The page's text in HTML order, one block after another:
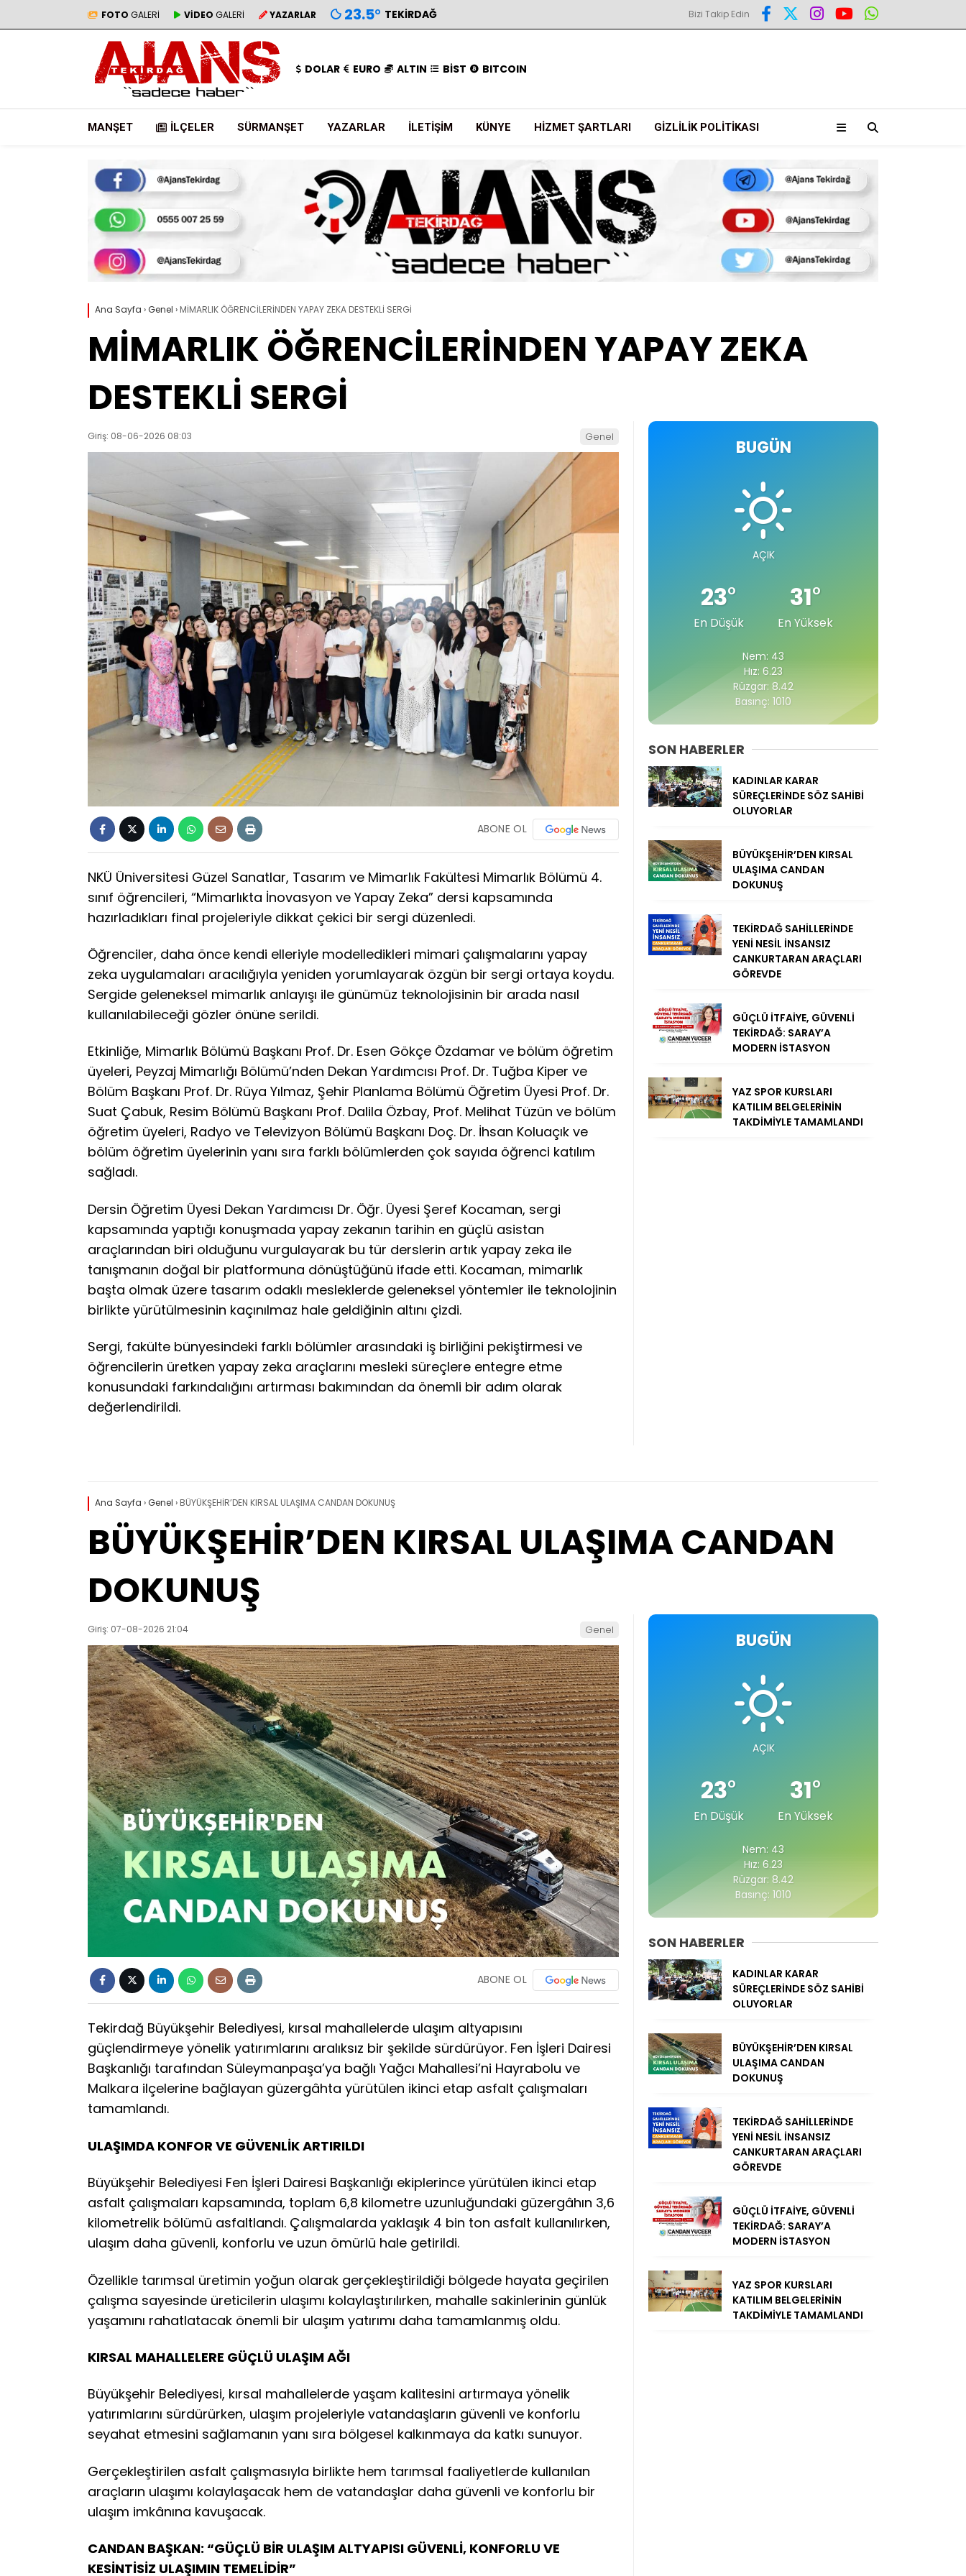
FOTO GALERİ VİDEO GALERİ YAZARLAR 23.5° TEKIRDAĞ Bizi Takip Edin
DOLAR EURO ALTIN BİST BITCOIN
MANŞET İLÇELER SÜRMANŞET YAZARLAR İLETIŞIM KÜNYE HIZMET ŞARTLARI GIZLILIK POLITIKASI
Ana Sayfa ›Genel › MİMARLIK ÖĞRENCİLERİNDEN YAPAY ZEKA DESTEKLİ SERGİ
MİMARLIK ÖĞRENCİLERİNDEN YAPAY ZEKA
DESTEKLİ SERGİ
Giriş: 08-06-2026 08:03 Genel
ABONE OL
NKÜ Üniversitesi Güzel Sanatlar, Tasarım ve Mimarlık Fakültesi Mimarlık Bölümü 4.
sınıf öğrencileri, “Mimarlıkta İnovasyon ve Yapay Zeka” dersi kapsamında
hazırladıkları final projeleriyle dikkat çekici bir sergi düzenledi.
Öğrenciler, daha önce kendi elleriyle modelledikleri mimari çalışmalarını yapay
zeka uygulamaları aracılığıyla yeniden yorumlayarak özgün bir sergi ortaya koydu.
Sergide geleneksel mimarlık anlayışı ile günümüz teknolojisinin bir arada nasıl
kullanılabileceği gözler önüne serildi.
Etkinliğe, Mimarlık Bölümü Başkanı Prof. Dr. Esen Gökçe Özdamar ve bölüm öğretim
üyeleri, Peyzaj Mimarlığı Bölümü’nden Dekan Yardımcısı Prof. Dr. Tuğba Kiper ve
Bölüm Başkanı Prof. Dr. Rüya Yılmaz, Şehir Planlama Bölümü Öğretim Üyesi Prof. Dr.
Suat Çabuk, Resim Bölümü Başkanı Prof. Dalila Özbay, Prof. Melihat Tüzün ve bölüm
öğretim üyeleri, Radyo ve Televizyon Bölümü Başkanı Doç. Dr. İhsan Koluaçık ve
bölüm öğretim üyelerinin yanı sıra farklı bölümlerden çok sayıda öğrenci katılım
sağladı.
Dersin Öğretim Üyesi Dekan Yardımcısı Dr. Öğr. Üyesi Şeref Kocaman, sergi
kapsamında yaptığı konuşmada yapay zekanın tarihin en güçlü asistan
araçlarından biri olduğunu vurgulayarak bu tür derslerin artık yapay zeka ile
tanışmanın doğal bir platformuna dönüştüğünü ifade etti. Kocaman, mimarlık
başta olmak üzere tasarım odaklı mesleklerde geleneksel yöntemler ile teknolojinin
birlikte yürütülmesinin kaçınılmaz hale geldiğinin altını çizdi.
Sergi, fakülte bünyesindeki farklı bölümler arasındaki iş birliğini pekiştirmesi ve
öğrencilerin üretken yapay zeka araçlarını mesleki süreçlere entegre etme
konusundaki farkındalığını artırması bakımından da önemli bir adım olarak
değerlendirildi.
BUGÜN
AÇIK
23°
En Düşük
31°
En Yüksek
Nem: 43
Hız: 6.23
Rüzgar: 8.42
Basınç: 1010
SON HABERLER
KADINLAR KARAR
SÜREÇLERİNDE SÖZ SAHİBİ
OLUYORLAR
BÜYÜKŞEHİR’DEN KIRSAL
ULAŞIMA CANDAN
DOKUNUŞ
TEKİRDAĞ SAHİLLERİNDE
YENİ NESİL İNSANSIZ
CANKURTARAN ARAÇLARI
GÖREVDE
GÜÇLÜ İTFAİYE, GÜVENLİ
TEKİRDAĞ: SARAY’A
MODERN İSTASYON
YAZ SPOR KURSLARI
KATILIM BELGELERİNİN
TAKDİMİYLE TAMAMLANDI
Ana Sayfa ›Genel › BÜYÜKŞEHİR’DEN KIRSAL ULAŞIMA CANDAN DOKUNUŞ
BÜYÜKŞEHİR’DEN KIRSAL ULAŞIMA CANDAN
DOKUNUŞ
Giriş: 07-08-2026 21:04 Genel
ABONE OL
Tekirdağ Büyükşehir Belediyesi, kırsal mahallelerde ulaşım altyapısını
güçlendirmeye yönelik yatırımlarını aralıksız bir şekilde sürdürüyor. Fen İşleri Dairesi
Başkanlığı tarafından Süleymanpaşa’ya bağlı Yağcı Mahallesi’ni Hayrabolu ve
Malkara ilçelerine bağlayan güzergâhta yürütülen ikinci etap asfalt çalışmaları
tamamlandı.
ULAŞIMDA KONFOR VE GÜVENLİK ARTIRILDI
Büyükşehir Belediyesi Fen İşleri Dairesi Başkanlığı ekiplerince yürütülen ikinci etap
asfalt çalışmaları kapsamında, toplam 6,8 kilometre uzunluğundaki güzergâhın 3,6
kilometrelik bölümü asfaltlandı. Çalışmalarda yaklaşık 4 bin ton asfalt kullanılırken,
ulaşım daha güvenli, konforlu ve uzun ömürlü hale getirildi.
Özellikle tarımsal üretimin yoğun olarak gerçekleştirildiği bölgede hayata geçirilen
çalışma sayesinde üreticilerin ulaşımı kolaylaştırılırken, mahalle sakinlerinin günlük
yaşamını rahatlatacak önemli bir ulaşım yatırımı daha tamamlanmış oldu.
KIRSAL MAHALLELERE GÜÇLÜ ULAŞIM AĞI
Büyükşehir Belediyesi, kırsal mahallelerde yaşam kalitesini artırmaya yönelik
yatırımlarını sürdürürken, ulaşım projeleriyle vatandaşların güvenli ve konforlu
seyahat etmesini sağlamanın yanı sıra bölgesel kalkınmaya da katkı sunuyor.
Gerçekleştirilen asfalt çalışmasıyla birlikte hem tarımsal faaliyetlerde kullanılan
araçların ulaşımı kolaylaşacak hem de vatandaşlar daha güvenli ve konforlu bir
ulaşım imkânına kavuşacak.
CANDAN BAŞKAN: “GÜÇLÜ BİR ULAŞIM ALTYAPISI GÜVENLİ, KONFORLU VE
KESİNTİSİZ ULAŞIMIN TEMELİDİR”
BUGÜN
AÇIK
23°
En Düşük
31°
En Yüksek
Nem: 43
Hız: 6.23
Rüzgar: 8.42
Basınç: 1010
SON HABERLER
KADINLAR KARAR
SÜREÇLERİNDE SÖZ SAHİBİ
OLUYORLAR
BÜYÜKŞEHİR’DEN KIRSAL
ULAŞIMA CANDAN
DOKUNUŞ
TEKİRDAĞ SAHİLLERİNDE
YENİ NESİL İNSANSIZ
CANKURTARAN ARAÇLARI
GÖREVDE
GÜÇLÜ İTFAİYE, GÜVENLİ
TEKİRDAĞ: SARAY’A
MODERN İSTASYON
YAZ SPOR KURSLARI
KATILIM BELGELERİNİN
TAKDİMİYLE TAMAMLANDI